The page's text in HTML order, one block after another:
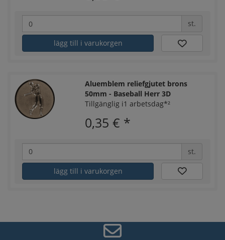
st.
lägg till i varukorgen
Aluemblem reliefgjutet brons
50mm - Baseball Herr 3D
Tillgänglig i1 arbetsdag*²
0,35 € *
st.
lägg till i varukorgen